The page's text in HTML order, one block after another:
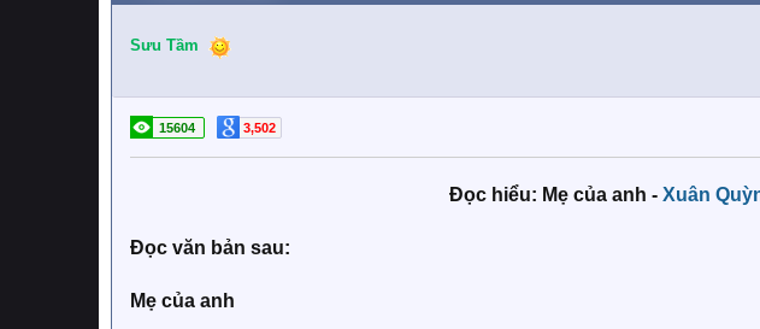
Sưu Tầm
15604 3,502
Đọc hiểu: Mẹ của anh - Xuân
Đọc văn bản sau:
Mẹ của anh